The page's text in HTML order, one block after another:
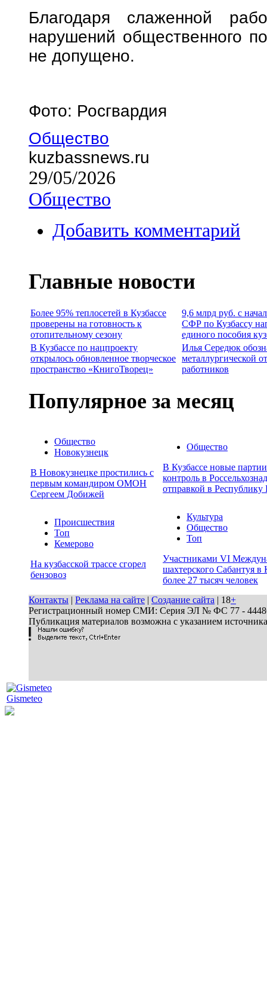
Благодаря слаженной
нарушений общественного
не допущено.
Фото: Росгвардия
Общество
kuzbassnews.ru
29/05/2026
Общество
Добавить комментарий
Главные новости
Более 95% теплосетей в Кузбассе
проверены на готовность к
отопительному сезону
9,6 млрд руб. с
СФР по Кузбассу
единого пособия
В Кузбассе по нацпроекту
открылось обновленное творческое
пространство «КнигоТворец»
Илья Середюк
металлургической
работников
Популярное за месяц
Общество
Новокузнецк
В Новокузнецке простились с
первым командиром ОМОН
Сергеем Добижей
Общество
В Кузбассе новые
контроль в
отправкой в Республику
Происшествия
Топ
Кемерово
На кузбасской трассе сгорел
бензовоз
Культура
Общество
Топ
Участниками VI
шахтерского Сабантуя в
более 27 тысяч человек
Контакты | Реклама на сайте | Создание сайта | 18+
Регистрационный номер СМИ: Серия ЭЛ № ФС 77 - 44486
Публикация материалов возможна с указанием
Gismeteo